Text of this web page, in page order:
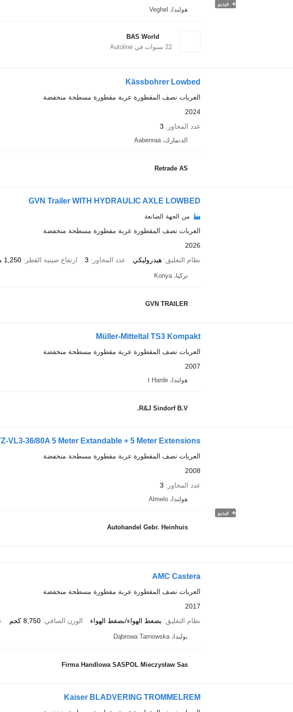
فيديو
هولندا، Veghel
BAS World
22سنوات في Autoline
Kässbohrer Lowbed
العربات نصف المقطورة عربة مقطورة مسطحة منخفضة
2024
عدد المحاور
3
الدنمارك، Aabenraa
Retrade AS
GVN Trailer WITH HYDRAULIC AXLE LOWBED
من الجهة الصانعة
العربات نصف المقطورة عربة مقطورة مسطحة منخفضة
2026
نظام التعليق هيدروليكي عدد المحاور 3 ارتفاع صينية القطر 1,250 ملم
تركيا، Konya
GVN TRAILER
Müller-Mitteltal TS3 Kompakt
العربات نصف المقطورة عربة مقطورة مسطحة منخفضة
2007
هولندا، t Harde
R&J Sindorf B.V.
فيديو
VL3-36/80A 5 Meter Extandable + 5 Meter Extensions!
العربات نصف المقطورة عربة مقطورة مسطحة منخفضة
2008
عدد المحاور
3
هولندا، Almelo
Autohandel Gebr. Heinhuis
AMC Castera
العربات نصف المقطورة عربة مقطورة مسطحة منخفضة
2017
نظام التعليق
بضغط الهواء/بضغط الهواء الوزن الصافي 8,750 كجم
بولندا، Dąbrowa Tarnowska
Firma Handlowa SASPOL Mieczysław Sas
Kaiser BLADVERING TROMMELREM